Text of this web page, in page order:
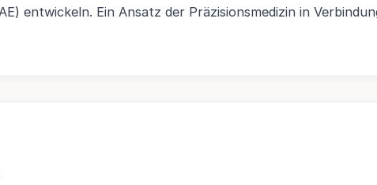
entwickeln. Ein Ansatz der Präzisionsmedizin in